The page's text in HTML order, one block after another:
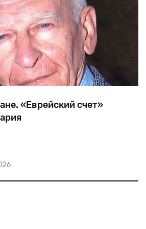
«Еврейский счет»
до 12000 евреев.